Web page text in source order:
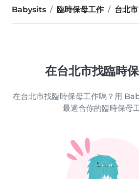
Babysits 臨時保母工作 台北市
在台北市找臨時
在台北市找臨時保母工作嗎？用
最適合你的臨時保母工